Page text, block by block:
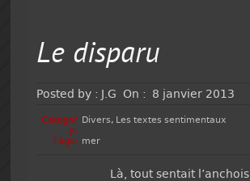
Le disparu
Posted by : J.G On : 8 janvier 2013
Categor
y:
Divers, Les textes sentimentaux
Tags: mer
Là, tout sentait l’anchois,